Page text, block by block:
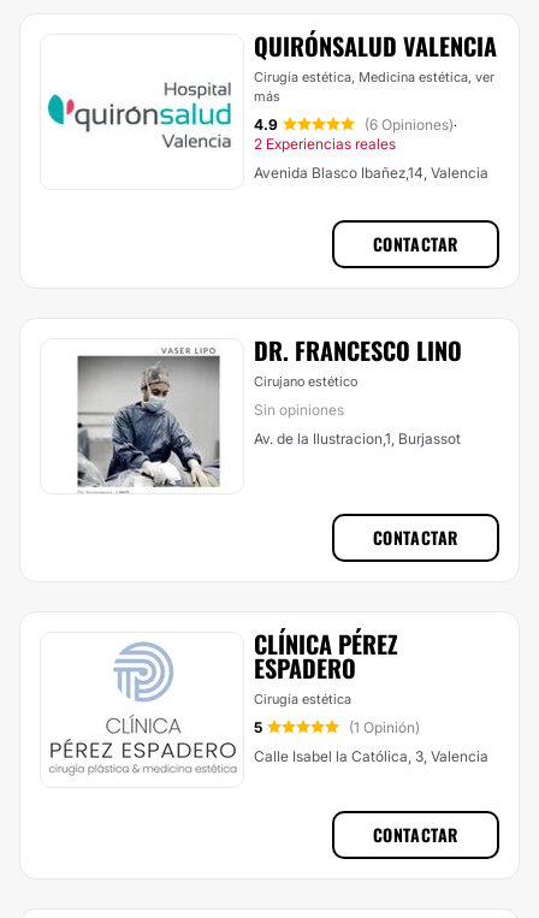
QUIRÓNSALUD VALENCIA
Cirugía estética, Medicina estética, ver
más
4.9 (6 Opiniones)·
2 Experiencias reales
Avenida Blasco Ibañez,14, Valencia
CONTACTAR
DR. FRANCESCO LINO
Cirujano estético
Sin opiniones
Av. de la Ilustracion,1, Burjassot
CONTACTAR
CLÍNICA PÉREZ
ESPADERO
Cirugía estética
5
(1 Opinión)
Calle Isabel la Católica, 3, Valencia
CONTACTAR